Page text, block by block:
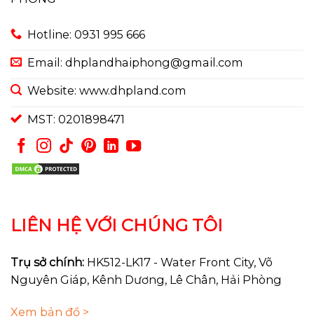
Hotline: 0931 995 666
Email: dhplandhaiphong@gmail.com
Website: www.dhpland.com
MST: 0201898471
LIÊN HỆ VỚI CHÚNG TÔI
Trụ sở chính: HK512-LK17 - Water Front City, Võ
Nguyên Giáp, Kênh Dương, Lê Chân, Hải Phòng
Xem bản đồ >